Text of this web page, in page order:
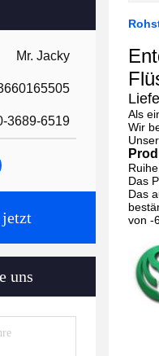
Mr. Jacky
3689-6519
uns
Als
Wir
Das
Das
von -